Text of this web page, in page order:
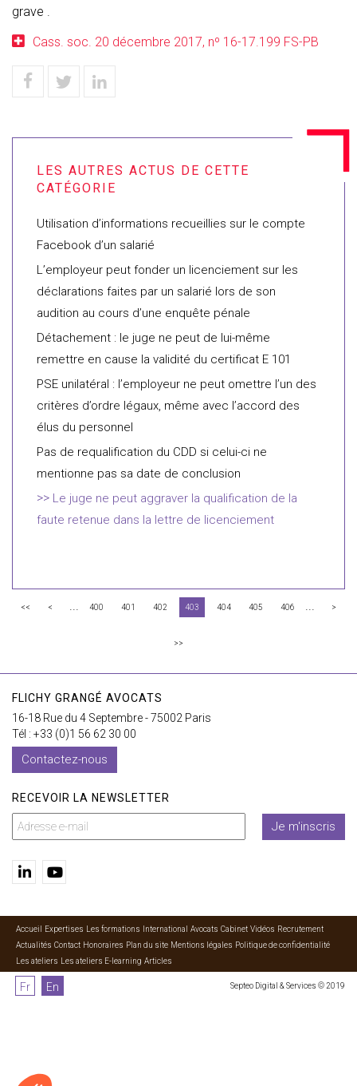
grave .
Cass. soc. 20 décembre 2017, nº 16-17.199 FS-PB
Utilisation d’informations recueillies sur le compte
Facebook d’un salarié
L’employeur peut fonder un licenciement sur les
déclarations faites par un salarié lors de son
audition au cours d’une enquête pénale
Détachement : le juge ne peut de lui-même
remettre en cause la validité du certificat E 101
PSE unilatéral : l’employeur ne peut omettre l’un des
critères d’ordre légaux, même avec l’accord des
élus du personnel
Pas de requalification du CDD si celui-ci ne
mentionne pas sa date de conclusion
Le juge ne peut aggraver la qualification de la
faute retenue dans la lettre de licenciement
<< < ... 400 401 402 403 404 405 406 ... >
>>
FLICHY GRANGÉ AVOCATS
16-18 Rue du 4 Septembre - 75002 Paris
Tél : +33 (0)1 56 62 30 00
Contactez-nous
RECEVOIR LA NEWSLETTER
Je m'inscris
Accueil Expertises Les formations International Avocats Cabinet Vidéos Recrutement
Actualités Contact Honoraires Plan du site Mentions légales Politique de confidentialité
Les ateliers
Les ateliers E-learning Articles
Fr En Septeo Digital & Services © 2019